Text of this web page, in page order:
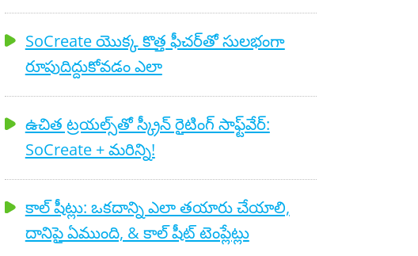
SoCreate యొక్క కొత్త ఫీచర్‌తో సులభంగా
రూపుదిద్దుకోవడం ఎలా
ఉచిత ట్రయల్స్‌తో స్క్రీన్ రైటింగ్ సాఫ్ట్‌వేర్:
SoCreate + మరిన్ని!
కాల్ షీట్లు: ఒకదాన్ని ఎలా తయారు చేయాలి,
దానిపై ఏముంది, & కాల్ షీట్ టెంప్లేట్లు